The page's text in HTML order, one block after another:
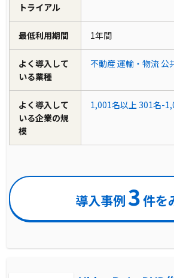
トライアル
最低利用期間 1年間
よく導入して
いる業種
不動産運輸・物流 公
よく導入して
いる企業の規
模
1,001名以上 301名-
導入事例 3件を